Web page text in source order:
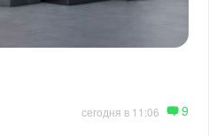
сегодня в 11:06 9